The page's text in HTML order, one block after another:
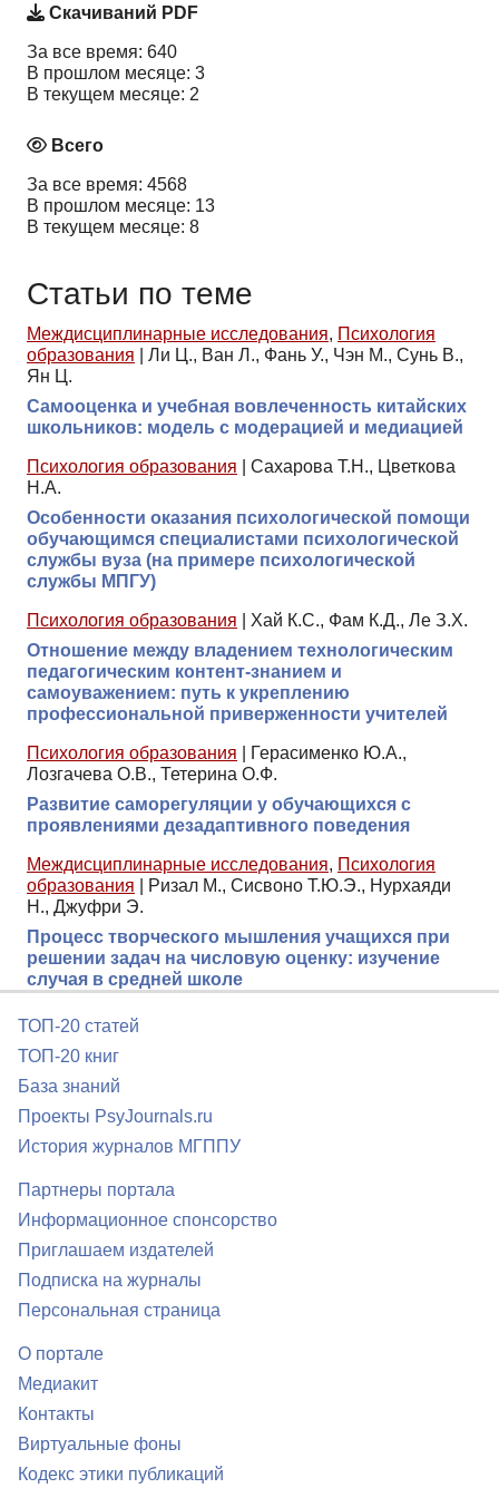
Скачиваний PDF
За все время: 640
В прошлом месяце: 3
В текущем месяце: 2
Всего
За все время: 4568
В прошлом месяце: 13
В текущем месяце: 8
Статьи по теме
Междисциплинарные исследования, Психология
образования
Ли Ц., Ван Л., Фань У., Чэн М., Сунь В.,
Ян Ц.
Самооценка и учебная вовлеченность китайских
школьников: модель с модерацией и медиацией
Психология образования
Сахарова Т.Н., Цветкова
Н.А.
Особенности оказания психологической помощи
обучающимся специалистами психологической
службы вуза (на примере психологической
службы МПГУ)
Психология образования
Хай К.С., Фам К.Д., Ле З.Х.
Отношение между владением технологическим
педагогическим контент-знанием и
самоуважением: путь к укреплению
профессиональной приверженности учителей
Психология образования
Герасименко Ю.А.,
Лозгачева О.В., Тетерина О.Ф.
Развитие саморегуляции у обучающихся с
проявлениями дезадаптивного поведения
Междисциплинарные исследования, Психология
образования
Ризал М., Сисвоно Т.Ю.Э., Нурхаяди
Н., Джуфри Э.
Процесс творческого мышления учащихся при
решении задач на числовую оценку: изучение
случая в средней школе
ТОП-20 статей
ТОП-20 книг
База знаний
Проекты PsyJournals.ru
История журналов МГППУ
Партнеры портала
Информационное спонсорство
Приглашаем издателей
Подписка на журналы
Персональная страница
О портале
Медиакит
Контакты
Виртуальные фоны
Кодекс этики публикаций